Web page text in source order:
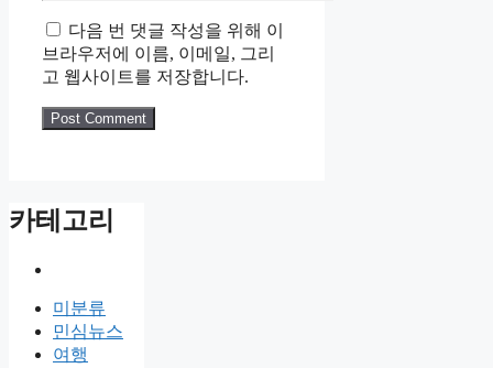
다음 번 댓글 작성을 위해 이
브라우저에 이름, 이메일, 그리
고 웹사이트를 저장합니다.
카테고리
미분류
민심뉴스
여행